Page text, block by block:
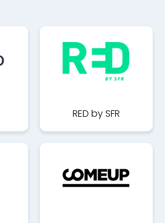
RED by SFR